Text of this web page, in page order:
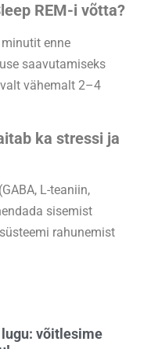
REM-i võtta?
enne
saavutamiseks
vähemalt 2–4
ka stressi ja
L-teaniin,
sisemist
rahunemist
võitlesime